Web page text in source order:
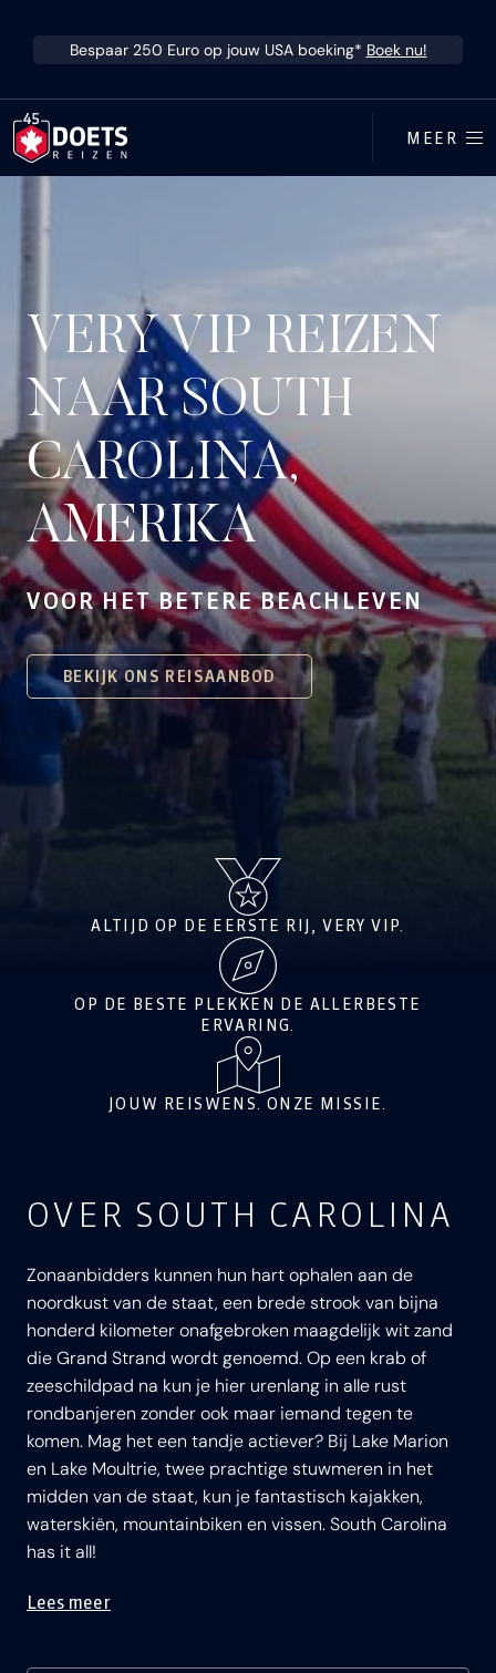
Bespaar 250 Euro op jouw USA boeking* Boek nu!
MEER
VERY VIP REIZEN
NAAR SOUTH
CAROLINA,
AMERIKA
VOOR HET BETERE BEACHLEVEN
BEKIJK ONS REISAANBOD
ALTIJD OP DE EERSTE RIJ, VERY VIP.
OP DE BESTE PLEKKEN DE ALLERBESTE
ERVARING.
JOUW REISWENS. ONZE MISSIE.
OVER SOUTH CAROLINA
Zonaanbidders kunnen hun hart ophalen aan de
noordkust van de staat, een brede strook van bijna
honderd kilometer onafgebroken maagdelijk wit zand
die Grand Strand wordt genoemd. Op een krab of
zeeschildpad na kun je hier urenlang in alle rust
rondbanjeren zonder ook maar iemand tegen te
komen. Mag het een tandje actiever? Bij Lake Marion
en Lake Moultrie, twee prachtige stuwmeren in het
midden van de staat, kun je fantastisch kajakken,
waterskiën, mountainbiken en vissen. South Carolina
has it all!
Lees meer